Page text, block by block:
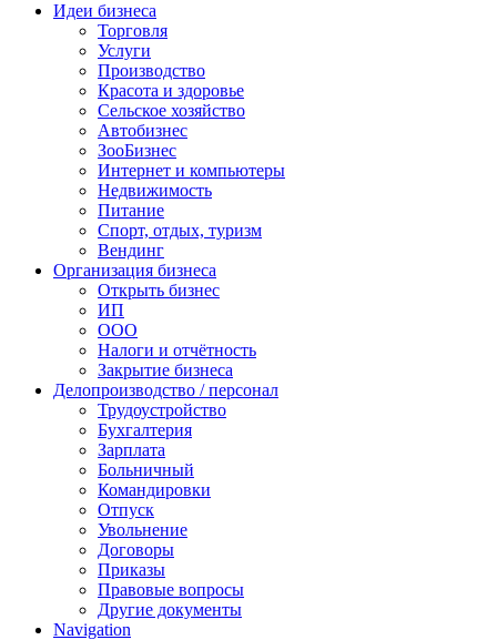
Идеи бизнеса
Торговля
Услуги
Производство
Красота и здоровье
Сельское хозяйство
Автобизнес
ЗооБизнес
Интернет и компьютеры
Недвижимость
Питание
Спорт, отдых, туризм
Вендинг
Организация бизнеса
Открыть бизнес
ИП
ООО
Налоги и отчётность
Закрытие бизнеса
Делопроизводство / персонал
Трудоустройство
Бухгалтерия
Зарплата
Больничный
Командировки
Отпуск
Увольнение
Договоры
Приказы
Правовые вопросы
Другие документы
Navigation